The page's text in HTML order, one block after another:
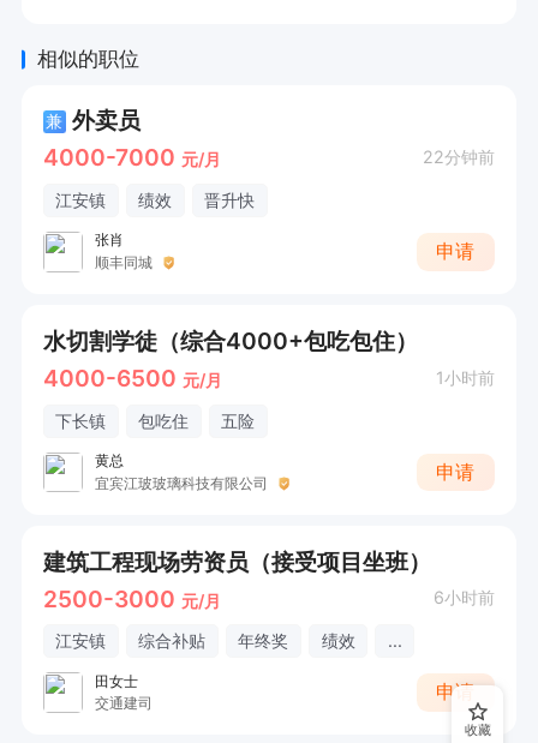
相似的职位
兼 外卖员
4000-7000 元/月 22分钟前
江安镇 绩效 晋升快
张肖
顺丰同城
申请
水切割学徒（综合4000+包吃包住）
4000-6500 元/月 1小时前
下长镇 包吃住 五险
黄总
宜宾江玻玻璃科技有限公司
申请
建筑工程现场劳资员（接受项目坐班）
2500-3000 元/月 6小时前
江安镇 综合补贴 年终奖 绩效 ...
田女士
交通建司
申请
收藏